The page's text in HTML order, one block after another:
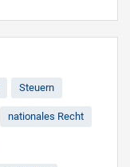
Steuern
nationales Recht